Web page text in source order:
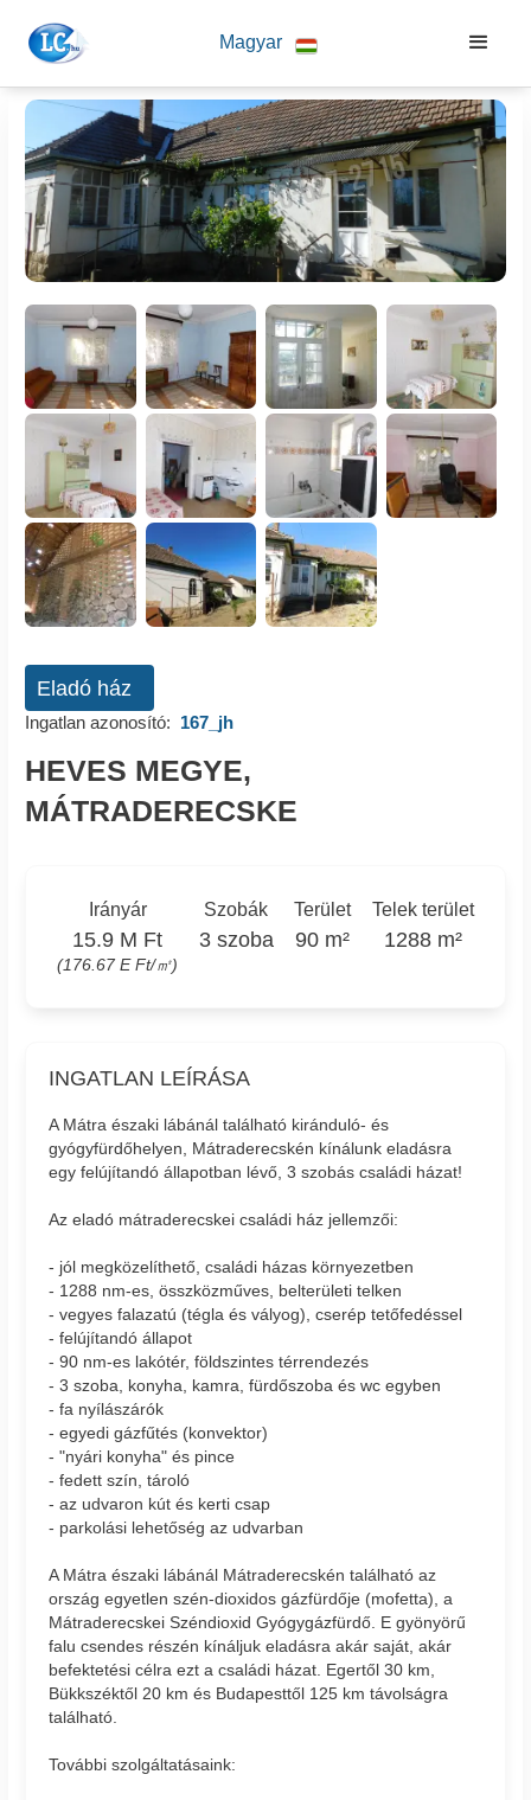
Magyar
Eladó ház
Ingatlan azonosító: 167_jh
HEVES MEGYE,
MÁTRADERECSKE
Irányár
15.9 M Ft
(176.67 E Ft/㎡)
Szobák
3 szoba
Terület
90 m²
Telek terület
1288 m²
INGATLAN LEÍRÁSA
A Mátra északi lábánál található kiránduló- és
gyógyfürdőhelyen, Mátraderecskén kínálunk eladásra
egy felújítandó állapotban lévő, 3 szobás családi házat!
Az eladó mátraderecskei családi ház jellemzői:
- jól megközelíthető, családi házas környezetben
- 1288 nm-es, összközműves, belterületi telken
- vegyes falazatú (tégla és vályog), cserép tetőfedéssel
- felújítandó állapot
- 90 nm-es lakótér, földszintes térrendezés
- 3 szoba, konyha, kamra, fürdőszoba és wc egyben
- fa nyílászárók
- egyedi gázfűtés (konvektor)
- "nyári konyha" és pince
- fedett szín, tároló
- az udvaron kút és kerti csap
- parkolási lehetőség az udvarban
A Mátra északi lábánál Mátraderecskén található az
ország egyetlen szén-dioxidos gázfürdője (mofetta), a
Mátraderecskei Széndioxid Gyógygázfürdő. E gyönyörű
falu csendes részén kínáljuk eladásra akár saját, akár
befektetési célra ezt a családi házat. Egertől 30 km,
Bükkszéktől 20 km és Budapesttől 125 km távolságra
található.
További szolgáltatásaink: